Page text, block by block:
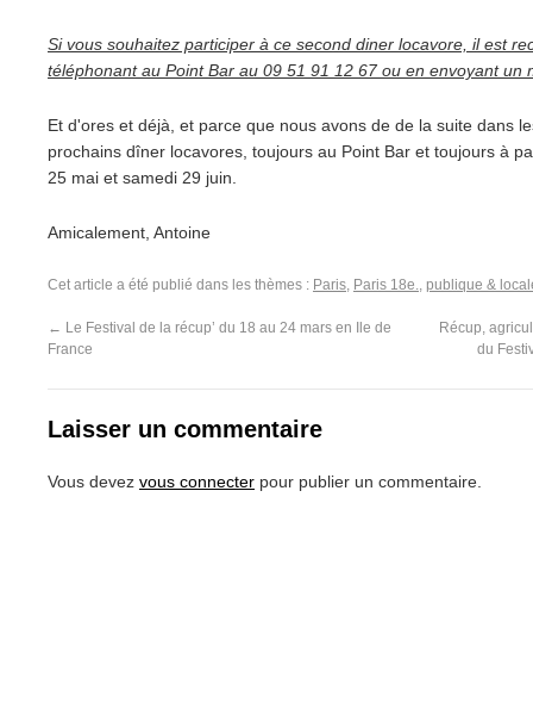
Si vous souhaitez participer à ce second diner locavore, il est
téléphonant au Point Bar au 09 51 91 12 67 ou en envoyant un
Et d'ores et déjà, et parce que nous avons de de la suite dans
prochains dîner locavores, toujours au Point Bar et toujours à
25 mai et samedi 29 juin.
Amicalement, Antoine
Cet article a été publié dans les thèmes : Paris, Paris 18e., publique &
← Le Festival de la récup’ du 18 au 24 mars en Ile de
France
Récup,
du
Laisser un commentaire
Vous devez vous connecter pour publier un commentaire.